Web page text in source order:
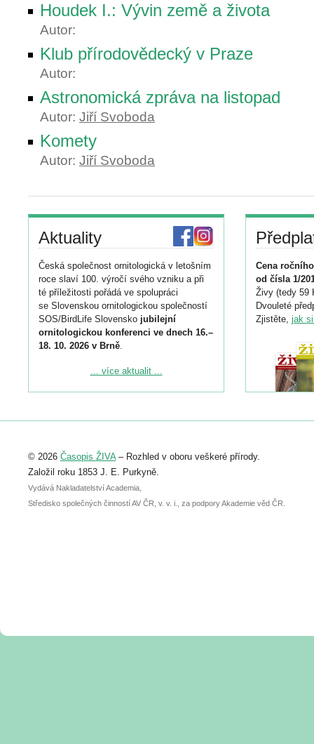
Houdek I.: Vývin země a života
Autor:
Klub přírodovědecký v Praze
Autor:
Astronomická zpráva na listopad
Autor: Jiří Svoboda
Komety
Autor: Jiří Svoboda
Aktuality
Česká společnost ornitologická v letošním
roce slaví 100. výročí svého vzniku a při
té příležitosti pořádá ve spolupráci
se Slovenskou ornitologickou společností
SOS/BirdLife Slovensko jubilejní
ornitologickou konferenci ve dnech 16.–
18. 10. 2026 v Brně.
Podrobnější informace ke konferenci
Registrovat se můžete do 6. září.
abstraktu přihlášené přednášky nebo
posteru je už 30. června.
... více aktualit ...
Cena
od čísla 1/
Živy (tedy 59
Dvouleté
Zjistěte, jak
© 2026 Časopis ŽIVA– Rozhled v oboru veškeré přírody.
Založil roku 1853 J. E. Purkyně.
Vydává Nakladatelství Academia,
Středisko společných činností AV ČR, v. v. i., za podpory Akademie věd ČR.